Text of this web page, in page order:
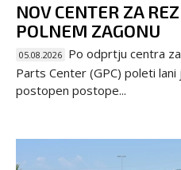
NOV CENTER ZA
POLNEM ZAGONU
05.08.2026 Po odprtju centra
Parts Center (GPC) poleti
postopen postope...